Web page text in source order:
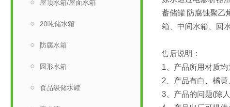
屋顶水箱/屋面水箱
20吨储水箱
防腐水箱
圆形水箱
食品级储水罐
蓄储罐 防腐蚀聚乙
箱、中间水箱、回
售后说明：
1、产品所用材质
2、产品有白、橘黄
3、产品的问题(除